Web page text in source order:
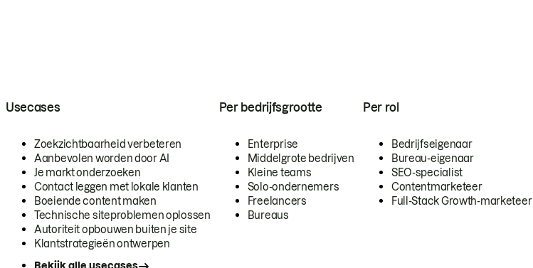
Usecases
Zoekzichtbaarheid verbeteren
Aanbevolen worden door AI
Je markt onderzoeken
Contact leggen met lokale klanten
Boeiende content maken
Technische siteproblemen oplossen
Autoriteit opbouwen buiten je site
Klantstrategieën ontwerpen
Per bedrijfsgrootte
Enterprise
Middelgrote bedrijven
Kleine teams
Solo-ondernemers
Freelancers
Bureaus
Per rol
Bedrijfseigenaar
Bureau-eigenaar
SEO-specialist
Contentmarketeer
Full-Stack Growth-marketeer